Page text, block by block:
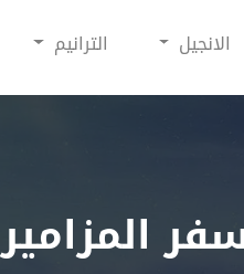
الانجيل الترانيم
المزامير